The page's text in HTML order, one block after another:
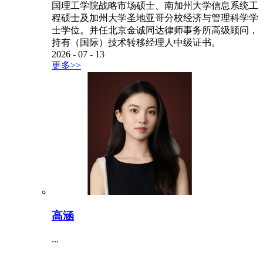
国理工学院战略市场硕士、南加州大学信息系统工
程硕士及加州大学圣地亚哥分校经济与管理科学学
士学位。并任北京金诚同达律师事务所高级顾问，
持有（国际）技术转移经理人中级证书。
2026 - 07 - 13
更多>>
高涵
...